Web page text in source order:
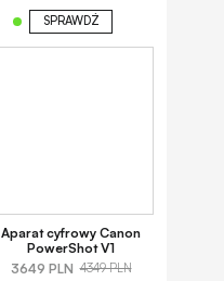
SPRAWDŹ
Aparat cyfrowy Canon
PowerShot V1
3649 PLN 4349 PLN